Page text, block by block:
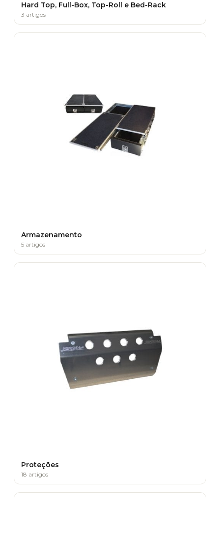
Hard Top, Full-Box, Top-Roll e Bed-Rack
3 artigos
Armazenamento
5 artigos
Proteções
18 artigos